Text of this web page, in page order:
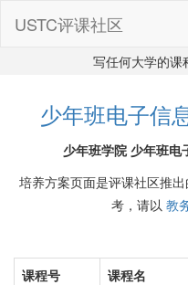
USTC评课社区
写任何大学的课
少年班电子信
少年班学院 少年班
培养方案页面是评课社区推
考，请以 教
课程号 课程名